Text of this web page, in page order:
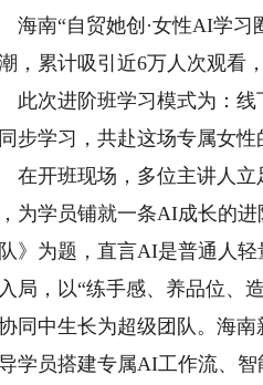
南“自贸她创·女性AI学习
，累计吸引近6万人次观看
次进阶班学习模式为：线
步学习，共赴这场专属女性
开班现场，多位主讲人立
为学员铺就一条AI成长的
》为题，直言AI是普通人
局，以“练手感、养品位、
同中生长为超级团队。海
学员搭建专属AI工作流、智